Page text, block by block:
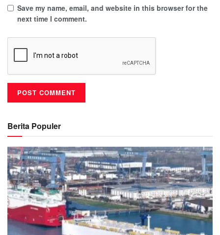
Save my name, email, and website in this browser for the
next time I comment.
Berita Populer